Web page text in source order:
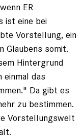
ER
ist eine bei
Vorstellung, ein
Glaubens somit.
Hintergrund
einmal das
Da gibt es
zu bestimmen.
Vorstellungswelt